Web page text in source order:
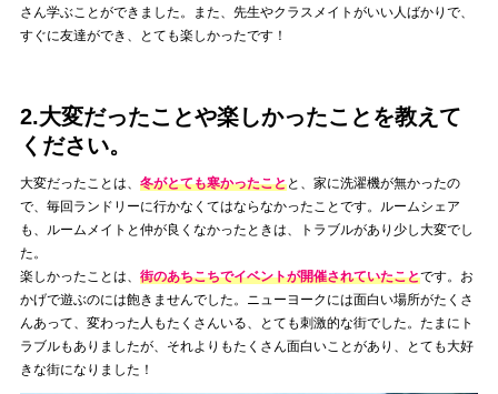
さん学ぶことができました。また、先生やクラスメイトがいい人ばかりで、
すぐに友達ができ、とても楽しかったです！
2.大変だったことや楽しかったことを教えて
ください。
大変だったことは、 冬がとても寒かったことと、家に洗濯機が無かったの
で、毎回ランドリーに行かなくてはならなかったことです。ルームシェア
も、ルームメイトと仲が良くなかったときは、トラブルがあり少し大変でし
た。
楽しかったことは、 街のあちこちでイベントが開催されていたことです。お
かげで遊ぶのには飽きませんでした。ニューヨークには面白い場所がたくさ
んあって、変わった人もたくさんいる、とても刺激的な街でした。たまにト
ラブルもありましたが、それよりもたくさん面白いことがあり、とても大好
きな街になりました！